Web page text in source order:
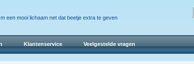
een mooi lichaam net dat beetje extra te geven
Klantenservice Veelgestelde vragen